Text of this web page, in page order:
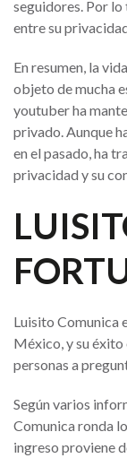
seguidores. Por
entre su
En resumen, la
objeto de mucha
youtuber ha
privado. Aunque
en el pasado, ha
privacidad y su
Luisito Comunica
México, y su éxito
personas a
Según varios
Comunica ronda
ingreso proviene